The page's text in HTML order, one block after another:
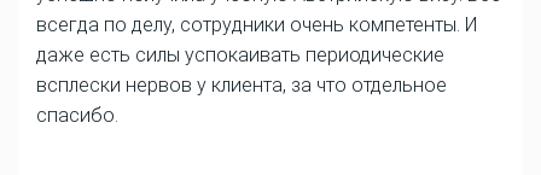
всегда по делу, сотрудники очень компетенты. И
даже есть силы успокаивать периодические
всплески нервов у клиента, за что отдельное
спасибо.